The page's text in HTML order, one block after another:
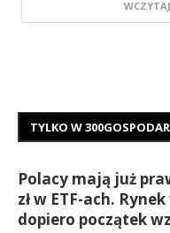
TYLKO W
Polacy mają już
zł w ETF-ach.
dopiero początek